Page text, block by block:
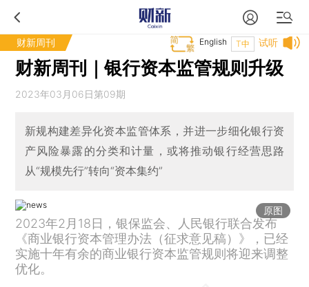
财新周刊 试听
T中
English
财新周刊｜银行资本监管规则升级
2023年03月06日第09期
新规构建差异化资本监管体系，并进一步细化银行资
产风险暴露的分类和计量，或将推动银行经营思路
从“规模先行”转向“资本集约”
原图
2023年2月18日，银保监会、人民银行联合发布
《商业银行资本管理办法（征求意见稿）》，已经
实施十年有余的商业银行资本监管规则将迎来调整
优化。